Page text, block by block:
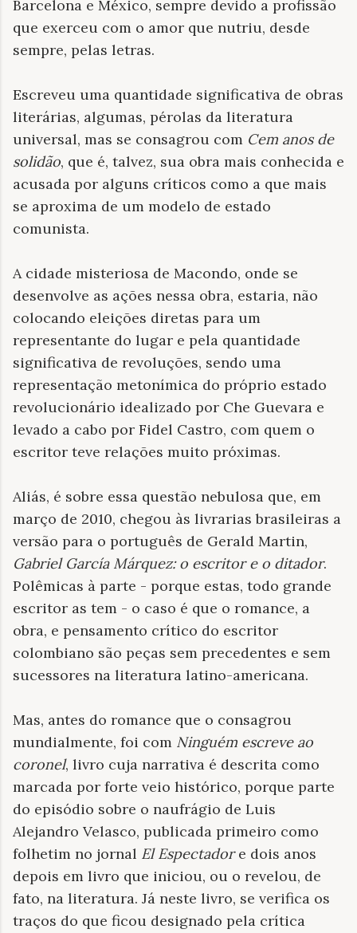
Barcelona e México, sempre devido a profissão
que exerceu com o amor que nutriu, desde
sempre, pelas letras.
Escreveu uma quantidade significativa de obras
literárias, algumas, pérolas da literatura
universal, mas se consagrou com Cem anos de
solidão, que é, talvez, sua obra mais conhecida e
acusada por alguns críticos como a que mais
se aproxima de um modelo de estado
comunista.
A cidade misteriosa de Macondo, onde se
desenvolve as ações nessa obra, estaria, não
colocando eleições diretas para um
representante do lugar e pela quantidade
significativa de revoluções, sendo uma
representação metonímica do próprio estado
revolucionário idealizado por Che Guevara e
levado a cabo por Fidel Castro, com quem o
escritor teve relações muito próximas.
Aliás, é sobre essa questão nebulosa que, em
março de 2010, chegou às livrarias brasileiras a
versão para o português de Gerald Martin,
Gabriel García Márquez: o escritor e o ditador.
Polêmicas à parte - porque estas, todo grande
escritor as tem - o caso é que o romance, a
obra, e pensamento crítico do escritor
colombiano são peças sem precedentes e sem
sucessores na literatura latino-americana.
Mas, antes do romance que o consagrou
mundialmente, foi com Ninguém escreve ao
coronel, livro cuja narrativa é descrita como
marcada por forte veio histórico, porque parte
do episódio sobre o naufrágio de Luis
Alejandro Velasco, publicada primeiro como
folhetim no jornal El Espectadore dois anos
depois em livro que iniciou, ou o revelou, de
fato, na literatura. Já neste livro, se verifica os
traços do que ficou designado pela crítica